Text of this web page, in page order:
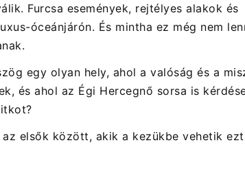
Furcsa események, rejtélyes alakok és
óceánjárón. És mintha ez még nem
egy olyan hely, ahol a valóság és a
és ahol az Égi Hercegnő sorsa is
elsők között, akik a kezükbe vehetik